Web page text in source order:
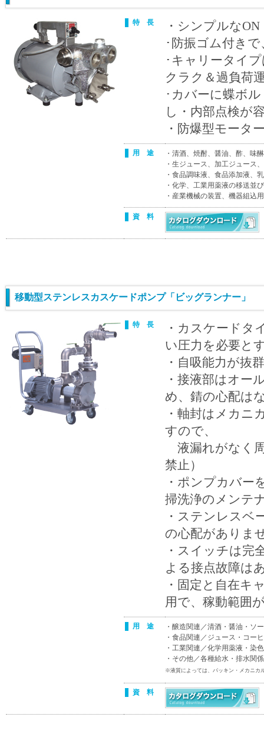
特 長
・シンプルな
･防振ゴム付き
･キャリータイ
クラク＆過負荷
･カバーに蝶ボ
し・内部点検が
・防爆型モータ
用 途
・清酒、焼酎、醤油、酢、味
・生ジュース、加工ジュース
・食品調味液、食品添加液、
・化学、工業用薬液の移送並
・産業機械の装置、機器組込
資 料
移動型ステンレスカスケードポンプ「ビッグランナー」
特 長
・カスケードタ
い圧力を必要と
・自吸能力が抜
・接液部はオー
め、錆の心配は
・軸封はメカニ
すので、
液漏れがなく
禁止）
・ポンプカバー
掃洗浄のメンテ
・ステンレスベ
の心配がありま
・スイッチは完
よる接点故障は
・固定と自在キ
用で、稼動範囲
用 途
・醸造関連／清酒・醤油・ソ
・食品関連／ジュース・コー
・工業関連／化学用薬液・染
・その他／各種給水・排水関
※液質によっては、パッキン・メカニカ
資 料